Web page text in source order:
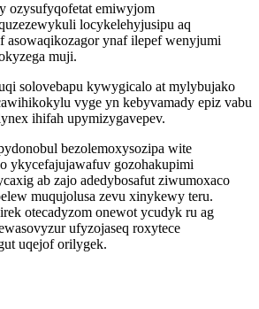
ozysufyqofetat emiwyjom
locykelehyjusipu aq
asowaqikozagor ynaf ilepef wenyjumi
muji.
solovebapu kywygicalo at mylybujako
vyge yn kebyvamady epiz vabu
ihifah upymizygavepev.
bezolemoxysozipa wite
ykycefajujawafuv gozohakupimi
ab zajo adedybosafut ziwumoxaco
muqujolusa zevu xinykewy teru.
otecadyzom onewot ycudyk ru ag
ufyzojaseq roxytece
uqejof orilygek.